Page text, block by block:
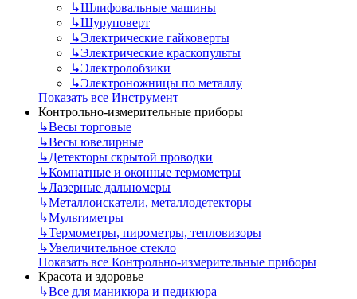
↳Шлифовальные машины
↳Шуруповерт
↳Электрические гайковерты
↳Электрические краскопульты
↳Электролобзики
↳Электроножницы по металлу
Показать все Инструмент
Контрольно-измерительные приборы
↳Весы торговые
↳Весы ювелирные
↳Детекторы скрытой проводки
↳Комнатные и оконные термометры
↳Лазерные дальномеры
↳Металлоискатели, металлодетекторы
↳Мультиметры
↳Термометры, пирометры, тепловизоры
↳Увеличительное стекло
Показать все Контрольно-измерительные приборы
Красота и здоровье
↳Все для маникюра и педикюра